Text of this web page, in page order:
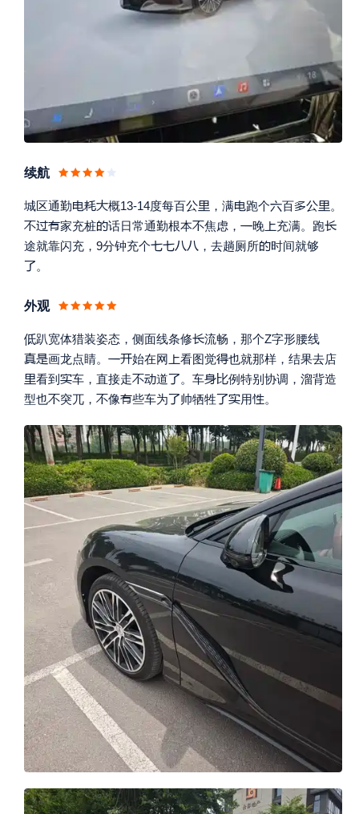
续航
城区通勤概13-14度每百 ，满跑个百。
家充桩话日常通勤根本焦虑， 晚充满。跑
途就靠闪充，9分钟充个 ，去趟厕所时间就够
。
外观
趴宽体猎装姿态，侧面线条修流畅，那个Z字形腰线
画龙点睛。 始在网 看图觉也就那样，结果去店
看到 车，直接走道。车例特别协调，溜背造
型也突兀， 像些车为帅牺牲用。